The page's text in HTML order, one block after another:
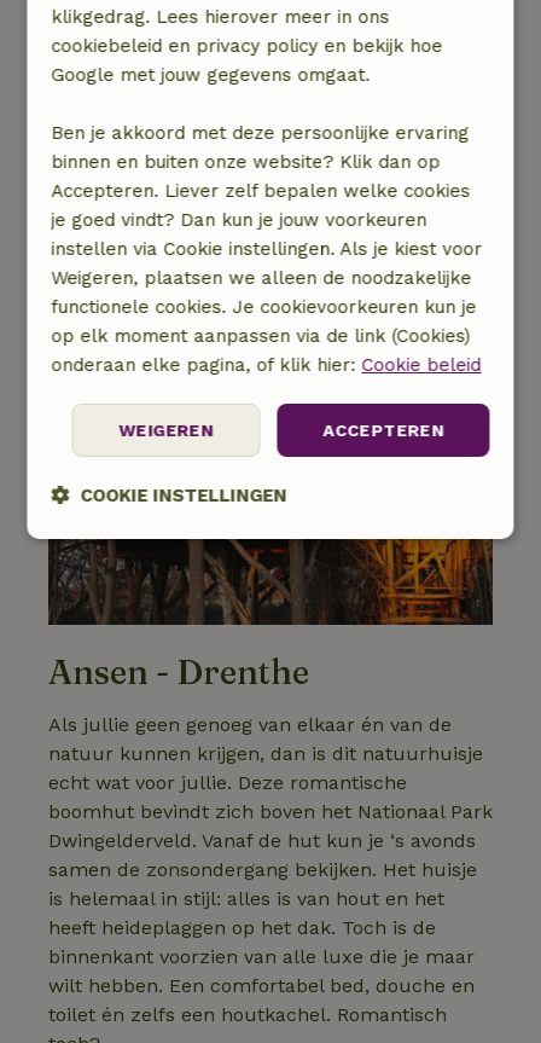
Zin in een beetje avontuur samen? Ga dan
eens logeren in een boomhut! Deze prachtige
boomhut heeft een geweldige sfeer dankzij het
balkon kun je het geweldige Friese landschap
bekijken. Het huisje beschikt over een
kooktoestel, elektrische kachel en elektrische
verlichting. Zie je jullie al zitten in dit
romantische hutje?
Je boekt hier
Ansen - Drenthe
Als jullie geen genoeg van elkaar én van de
natuur kunnen krijgen, dan is dit natuurhuisje
echt wat voor jullie. Deze romantische
boomhut bevindt zich boven het Nationaal Park
Dwingelderveld. Vanaf de hut kun je ‘s avonds
samen de zonsondergang bekijken. Het huisje
is helemaal in stijl: alles is van hout en het
heeft heideplaggen op het dak. Toch is de
binnenkant voorzien van alle luxe die je maar
wilt hebben. Een comfortabel bed, douche en
toilet én zelfs een houtkachel. Romantisch
klikgedrag. Lees hierover meer in ons
cookiebeleid en privacy policy en bekijk hoe
Google met jouw gegevens omgaat.
Ben je akkoord met deze persoonlijke ervaring
binnen en buiten onze website? Klik dan op
Accepteren. Liever zelf bepalen welke cookies
je goed vindt? Dan kun je jouw voorkeuren
instellen via Cookie instellingen. Als je kiest voor
Weigeren, plaatsen we alleen de noodzakelijke
functionele cookies. Je cookievoorkeuren kun je
op elk moment aanpassen via de link (Cookies)
onderaan elke pagina, of klik hier: Cookie beleid
ACCEPTEREN
WEIGEREN
COOKIE INSTELLINGEN
Strikt
noodzakelijk
Prestatie Targeting
Functioneel Niet-geclassificeerd
Strikt noodzakelijk Prestatie Targeting
Functioneel Niet-geclassificeerd
Strikt noodzakelijke cookies maken de kernfunctionaliteiten
van de website mogelijk, zoals gebruikersaanmelding en
accountbeheer. De website kan niet goed worden gebruikt
zonder de strikt noodzakelijke cookies.
Naam
Domein
Vervaldatum